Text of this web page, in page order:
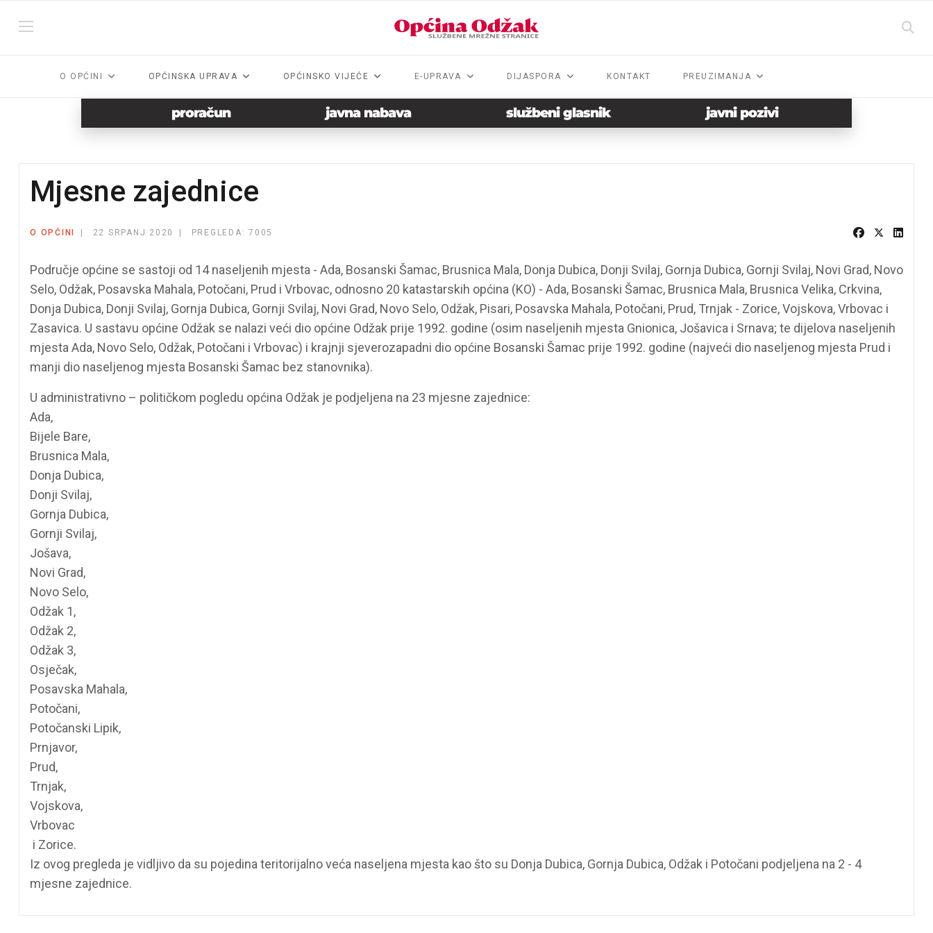
O OPĆINI OPĆINSKA UPRAVA OPĆINSKO VIJEĆE E-UPRAVA DIJASPORA KONTAKT PREUZIMANJA
proračun javna nabava službeni glasnik javni pozivi
Mjesne zajednice
O OPĆINI 22 SRPANJ 2020 PREGLEDA: 7005
Područje općine se sastoji od 14 naseljenih mjesta - Ada, Bosanski Šamac, Brusnica Mala, Donja Dubica, Donji Svilaj, Gornja Dubica, Gornji Svilaj, Novi Grad, Novo
Selo, Odžak, Posavska Mahala, Potočani, Prud i Vrbovac, odnosno 20 katastarskih općina (KO) - Ada, Bosanski Šamac, Brusnica Mala, Brusnica Velika, Crkvina,
Donja Dubica, Donji Svilaj, Gornja Dubica, Gornji Svilaj, Novi Grad, Novo Selo, Odžak, Pisari, Posavska Mahala, Potočani, Prud, Trnjak - Zorice, Vojskova, Vrbovac i
Zasavica. U sastavu općine Odžak se nalazi veći dio općine Odžak prije 1992. godine (osim naseljenih mjesta Gnionica, Jošavica i Srnava; te dijelova naseljenih
mjesta Ada, Novo Selo, Odžak, Potočani i Vrbovac) i krajnji sjeverozapadni dio općine Bosanski Šamac prije 1992. godine (najveći dio naseljenog mjesta Prud i
manji dio naseljenog mjesta Bosanski Šamac bez stanovnika).
U administrativno – političkom pogledu općina Odžak je podjeljena na 23 mjesne zajednice:
Ada,
Bijele Bare,
Brusnica Mala,
Donja Dubica,
Donji Svilaj,
Gornja Dubica,
Gornji Svilaj,
Jošava,
Novi Grad,
Novo Selo,
Odžak 1,
Odžak 2,
Odžak 3,
Osječak,
Posavska Mahala,
Potočani,
Potočanski Lipik,
Prnjavor,
Prud,
Trnjak,
Vojskova,
Vrbovac
i Zorice.
Iz ovog pregleda je vidljivo da su pojedina teritorijalno veća naseljena mjesta kao što su Donja Dubica, Gornja Dubica, Odžak i Potočani podjeljena na 2 - 4
mjesne zajednice.